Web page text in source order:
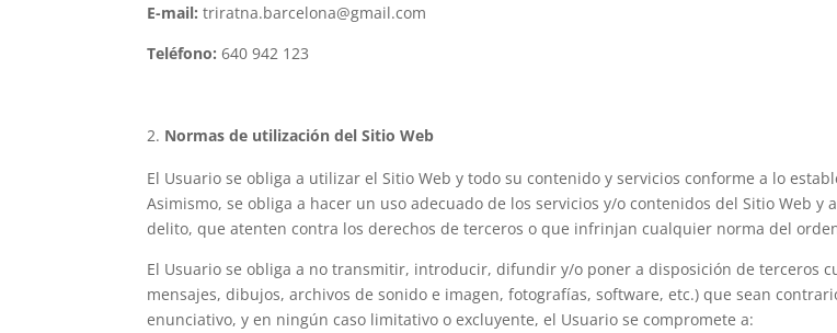
E-mail:triratna.barcelona@gmail.com
Teléfono:640 942 123
Normas de utilización del Sitio Web
El Usuario se obliga a utilizar el Sitio Web y todo su contenido y servicios conforme a lo
Asimismo, se obliga a hacer un uso adecuado de los servicios y/o contenidos del Sitio Web
delito, que atenten contra los derechos de terceros o que infrinjan cualquier norma del
El Usuario se obliga a no transmitir, introducir, difundir y/o poner a disposición de terceros
mensajes, dibujos, archivos de sonido e imagen, fotografías, software, etc.) que sean
enunciativo, y en ningún caso limitativo o excluyente, el Usuario se compromete a: